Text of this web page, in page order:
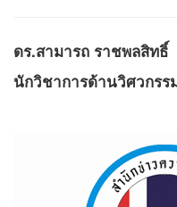
ดร.สามารถ ราชพลสิทธิ์
นักวิชาการด้านวิศวกรร